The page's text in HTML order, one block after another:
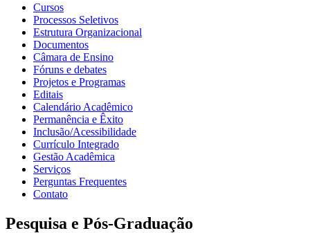
Cursos
Processos Seletivos
Estrutura Organizacional
Documentos
Câmara de Ensino
Fóruns e debates
Projetos e Programas
Editais
Calendário Acadêmico
Permanência e Êxito
Inclusão/Acessibilidade
Currículo Integrado
Gestão Acadêmica
Serviços
Perguntas Frequentes
Contato
Pesquisa e Pós-Graduação